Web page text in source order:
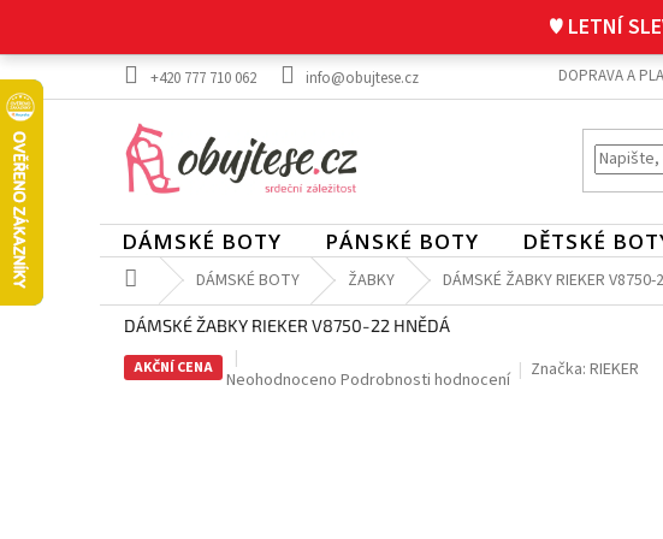
obsah
♥ LETNÍ
+420 777 710 062 info@obujtese.cz DOPRAVA A
DÁMSKÉ BOTY PÁNSKÉ BOTY DĚTSKÉ
Domů DÁMSKÉ BOTY ŽABKY DÁMSKÉ ŽABKY RIEKER V8750-
DÁMSKÉ ŽABKY RIEKER V8750-22 HNĚDÁ
AKČNÍ CENA
Průměrné
Neohodnoceno Podrobnosti hodnocení Značka: RIEKER